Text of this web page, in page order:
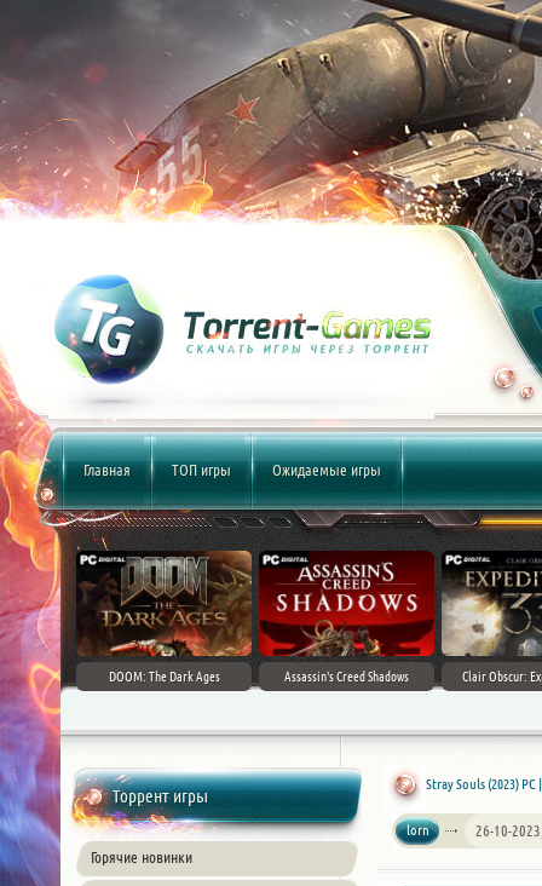
Главная ТОП игры Ожидаемые игры
DOOM: The Dark Ages Assassin's Creed Shadows Clair Obscur:
Торрент игры
Горячие новинки
Stray Souls (2023) PC
lorn 26-10-